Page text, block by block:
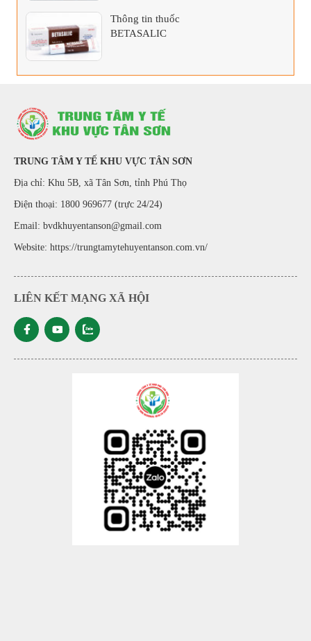
Thông tin thuốc
BETASALIC
TRUNG TÂM Y TẾ KHU VỰC TÂN SƠN
Địa chỉ: Khu 5B, xã Tân Sơn, tỉnh Phú Thọ
Điện thoại: 1800 969677 (trực 24/24)
Email: bvdkhuyentanson@gmail.com
Website: https://trungtamytehuyentanson.com.vn/
LIÊN KẾT MẠNG XÃ HỘI